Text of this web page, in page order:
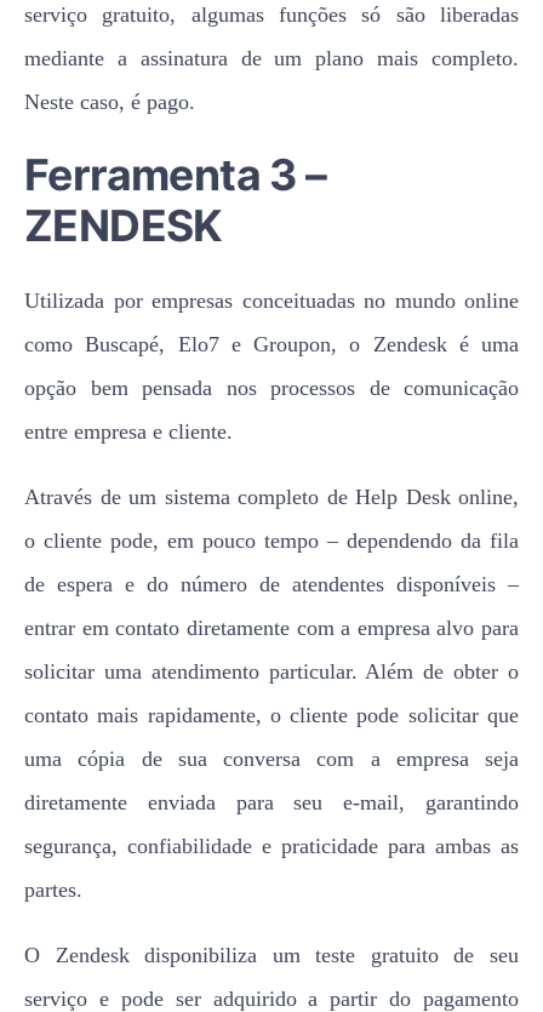
serviço gratuito, algumas funções só são liberadas
mediante a assinatura de um plano mais completo.
Neste caso, é pago.
Ferramenta 3 –
ZENDESK
Utilizada por empresas conceituadas no mundo online
como Buscapé, Elo7 e Groupon, o Zendesk é uma
opção bem pensada nos processos de comunicação
entre empresa e cliente.
Através de um sistema completo de Help Desk online,
o cliente pode, em pouco tempo – dependendo da fila
de espera e do número de atendentes disponíveis –
entrar em contato diretamente com a empresa alvo para
solicitar uma atendimento particular. Além de obter o
contato mais rapidamente, o cliente pode solicitar que
uma cópia de sua conversa com a empresa seja
diretamente enviada para seu e-mail, garantindo
segurança, confiabilidade e praticidade para ambas as
partes.
O Zendesk disponibiliza um teste gratuito de seu
serviço e pode ser adquirido a partir do pagamento